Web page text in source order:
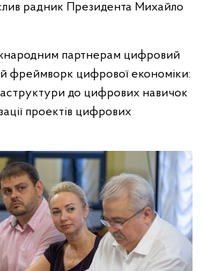
радник Президента Михайло
партнерам цифровий
фреймворк цифрової економіки:
до цифрових навичок
проектів цифрових